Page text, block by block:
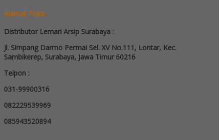
Alamat Toko
Distributor Lemari Arsip Surabaya :
Jl. Simpang Darmo Permai Sel. XV No.111, Lontar, Kec.
Sambikerep, Surabaya, Jawa Timur 60216
Telpon :
031-99900316
082229539969
085943520894